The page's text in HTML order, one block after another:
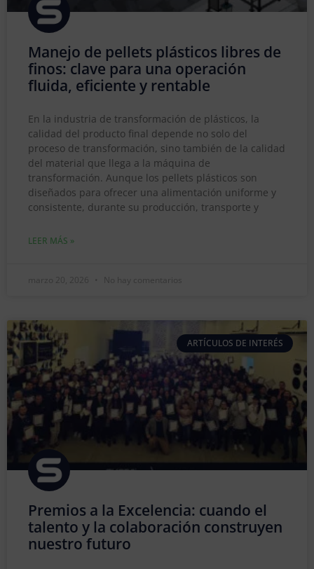
Manejo de pellets plásticos libres de
finos: clave para una operación
fluida, eficiente y rentable
En la industria de transformación de plásticos, la
calidad del producto final depende no solo del
proceso de transformación, sino también de la calidad
del material que llega a la máquina de
transformación. Aunque los pellets plásticos son
diseñados para ofrecer una alimentación uniforme y
consistente, durante su producción, transporte y
LEER MÁS »
marzo 20, 2026 No hay comentarios
ARTÍCULOS DE INTERÉS
Premios a la Excelencia: cuando el
talento y la colaboración construyen
nuestro futuro